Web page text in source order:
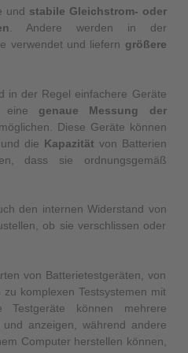
und stabile Gleichstrom- oder
. Andere werden in der
verwendet und liefern größere
in der Regel einfachere Geräte
eine genaue Messung der
Diese Geräte können
die Kapazität von Batterien
dass sie ordnungsgemäß
den internen Widerstand von
ob sie verschlissen oder
von Batterietestgeräten, von
komplexen Testsystemen mit
Testgeräte können mehrere
anzeigen, während andere
Computer herstellen können,